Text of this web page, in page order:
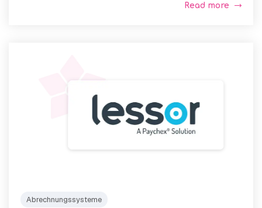
Read more
Abrechnungssysteme